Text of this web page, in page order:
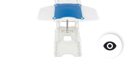
